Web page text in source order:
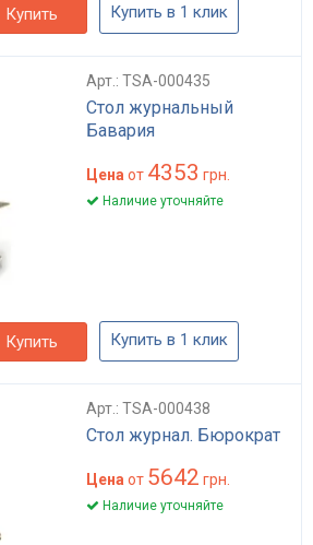
Купить Купить в 1 клик
Арт.: TSA-000435
Стол журнальный
Бавария
Цена от 4353 грн.
Наличие уточняйте
Купить Купить в 1 клик
Арт.: TSA-000438
Стол журнал. Бюрократ
Цена от 5642 грн.
Наличие уточняйте